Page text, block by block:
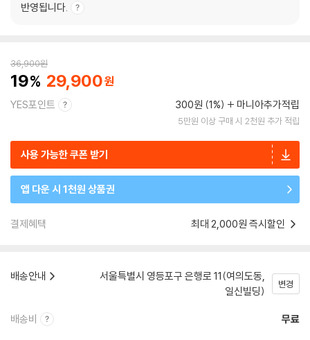
반영됩니다.
36,900원
19 29,900
YES포인트 300원 (1%) 마니아추가적립
5만원 이상 구매 시 2천원 추가 적립
사용 가능한 쿠폰 받기
앱 다운 시 1천원 상품권
결제혜택 최대 2,000원 즉시할인
배송안내
서울특별시 영등포구 은행로 11(여의도동,
일신빌딩)
변경
배송비 무료